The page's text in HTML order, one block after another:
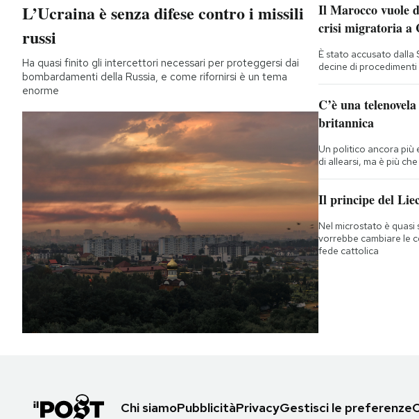
L’Ucraina è senza difese contro i missili
russi
Ha quasi finito gli intercettori necessari per proteggersi dai
bombardamenti della Russia, e come rifornirsi è un tema
enorme
Il Marocco vuole
crisi migratoria a
È stato accusato dalla
decine di
C’è una
britannica
Un politico ancora più
di allearsi, ma è più
Il principe del
Nel microstato è
vorrebbe cambiare le
fede cattolica
Chi siamoPubblicitàPrivacyGestisci le preferenze